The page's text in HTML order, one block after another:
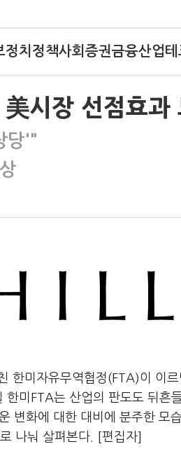
정치 정책사회 증권금융산업테
시장 선점효과
당'"
한미자유무역협정(FTA)이 이
미FTA는 산업의 판도도 뒤흔
변화에 대한 대비에 분주한 모
나눠 살펴본다. [편집자]